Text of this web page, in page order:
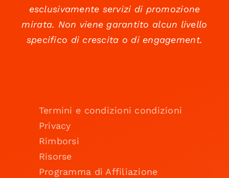
esclusivamente servizi di promozione
mirata. Non viene garantito alcun livello
specifico di crescita o di engagement.
Termini e condizioni condizioni
Privacy
Rimborsi
Risorse
Programma di Affiliazione